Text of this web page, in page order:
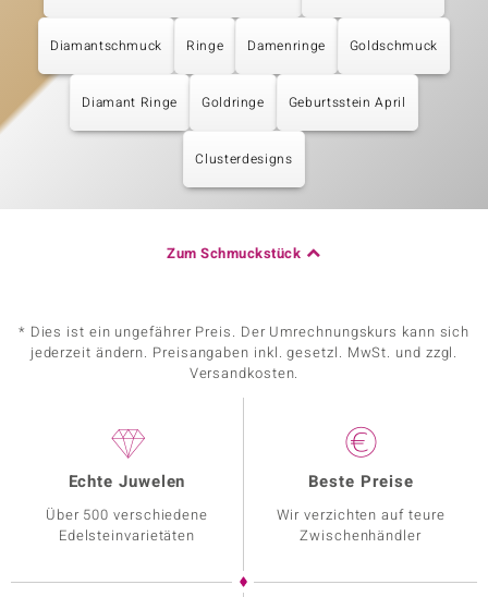
Diamantschmuck Ringe Damenringe Goldschmuck
Diamant Ringe Goldringe Geburtsstein April
Clusterdesigns
Zum Schmuckstück
* Dies ist ein ungefährer Preis. Der Umrechnungskurs kann sich
jederzeit ändern. Preisangaben inkl. gesetzl. MwSt. und zzgl.
Versandkosten.
Echte Juwelen
Über 500 verschiedene
Edelsteinvarietäten
Beste Preise
Wir verzichten auf teure
Zwischenhändler